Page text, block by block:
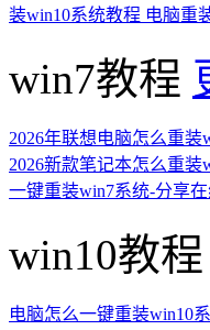
装win10系统教程 电脑重
win7教程
2026年联想电脑怎么重
2026新款笔记本怎么重
一键重装win7系统-分享
win10教程
电脑怎么一键重装win10